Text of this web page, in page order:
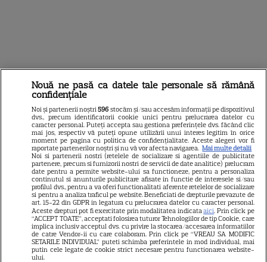
DIN ACEEAȘI CATEGORIE
Nouă ne pasă ca datele tale personale să rămână
confidențiale
Noi și partenerii noștri596 stocăm și/sau accesăm informații pe dispozitivul
dvs., precum identificatorii cookie unici pentru prelucrarea datelor cu
caracter personal. Puteți accepta sau gestiona preferințele dvs. făcând clic
mai jos, respectiv vă puteți opune utilizării unui interes legitim în orice
moment pe pagina cu politica de confidențialitate. Aceste alegeri vor fi
raportate partenerilor noștri și nu vă vor afecta navigarea. Mai multe detalii
Noi si partenerii nostri (retelele de socializare si agentiile de publicitate
partenere, precum si furnizorii nostri de servicii de date analitice) prelucram
date pentru a permite website-ului sa functioneze, pentru a personaliza
continutul si anunturile publicitare afisate in functie de interesele si/sau
profilul dvs., pentru a va oferi functionalitati aferente retelelor de socializare
si pentru a analiza traficul pe website. Beneficiati de drepturile prevazute de
art. 15-22 din GDPR in legatura cu prelucrarea datelor cu caracter personal.
Aceste drepturi pot fi exercitate prin modalitatea indicataaici. Prin click pe
“ACCEPT TOATE”, acceptati folosirea tuturor Tehnologiilor de tip Cookie, care
implica inclusiv acceptul dvs. cu privire la stocarea/accesarea informatiilor
de catre Vendor-ii cu care colaboram. Prin click pe “VREAU SA MODIFIC
SETARILE INDIVIDUAL” puteti schimba preferintele in mod individual, mai
putin cele legate de cookie strict necesare pentru functionarea website-
ului.